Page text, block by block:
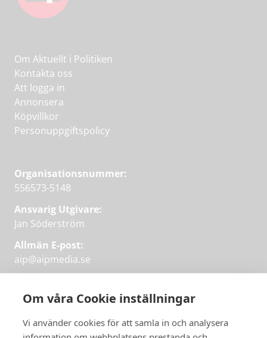
Om våra Cookie inställningar
Vi använder cookies för att samla in och analysera
Om Aktuellt i Politiken
Kontakta oss
Att logga in
Annonsera
Köpvillkor
Personuppgiftspolicy
Organisationsnummer:
556573-5148
Ansvarig Utgivare:
Jan Söderström
Allmän E-post:
aip@aipmedia.se
aip@flowyinfo.seeller 08-1210 60 40.
Instagram
LinkedIn
Twitter
Facebook